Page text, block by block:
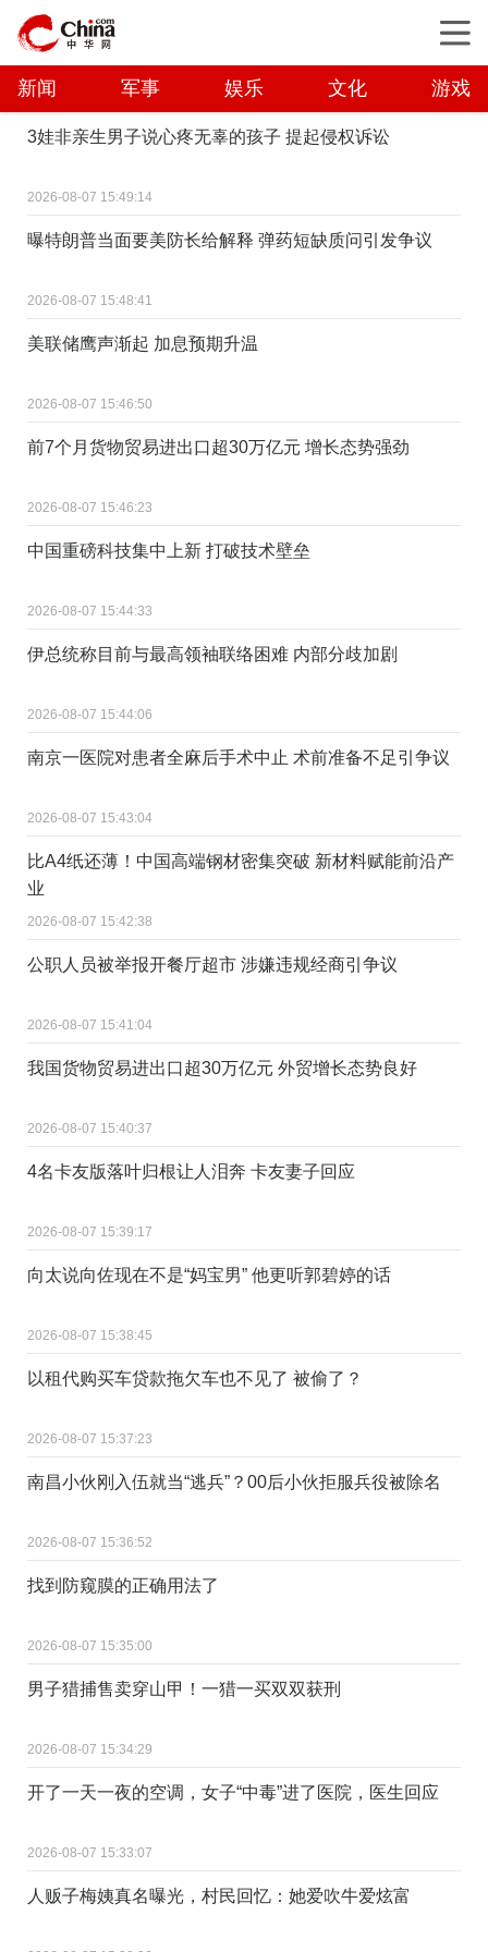
新闻 军事 娱乐 文化 游戏
3娃非亲生男子说心疼无辜的孩子 提起侵权诉讼
2026-08-07 15:49:14
曝特朗普当面要美防长给解释 弹药短缺质问引发争议
2026-08-07 15:48:41
美联储鹰声渐起 加息预期升温
2026-08-07 15:46:50
前7个月货物贸易进出口超30万亿元 增长态势强劲
2026-08-07 15:46:23
中国重磅科技集中上新 打破技术壁垒
2026-08-07 15:44:33
伊总统称目前与最高领袖联络困难 内部分歧加剧
2026-08-07 15:44:06
南京一医院对患者全麻后手术中止 术前准备不足引争议
2026-08-07 15:43:04
比A4纸还薄！中国高端钢材密集突破 新材料赋能前沿产
业
2026-08-07 15:42:38
公职人员被举报开餐厅超市 涉嫌违规经商引争议
2026-08-07 15:41:04
我国货物贸易进出口超30万亿元 外贸增长态势良好
2026-08-07 15:40:37
4名卡友版落叶归根让人泪奔 卡友妻子回应
2026-08-07 15:39:17
向太说向佐现在不是“妈宝男” 他更听郭碧婷的话
2026-08-07 15:38:45
以租代购买车贷款拖欠车也不见了 被偷了？
2026-08-07 15:37:23
南昌小伙刚入伍就当“逃兵”？00后小伙拒服兵役被除名
2026-08-07 15:36:52
找到防窥膜的正确用法了 ​
2026-08-07 15:35:00
男子猎捕售卖穿山甲！一猎一买双双获刑
2026-08-07 15:34:29
开了一天一夜的空调，女子“中毒”进了医院，医生回应
2026-08-07 15:33:07
人贩子梅姨真名曝光，村民回忆：她爱吹牛爱炫富